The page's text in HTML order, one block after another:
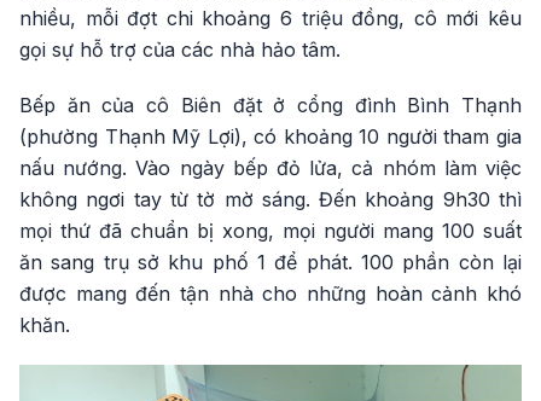
nhiều, mỗi đợt chi khoảng 6 triệu đồng, cô mới kêu
gọi sự hỗ trợ của các nhà hảo tâm.
Bếp ăn của cô Biên đặt ở cổng đình Bình Thạnh
(phường Thạnh Mỹ Lợi), có khoảng 10 người tham gia
nấu nướng. Vào ngày bếp đỏ lửa, cả nhóm làm việc
không ngơi tay từ tờ mờ sáng. Đến khoảng 9h30 thì
mọi thứ đã chuẩn bị xong, mọi người mang 100 suất
ăn sang trụ sở khu phố 1 để phát. 100 phần còn lại
được mang đến tận nhà cho những hoàn cảnh khó
khăn.